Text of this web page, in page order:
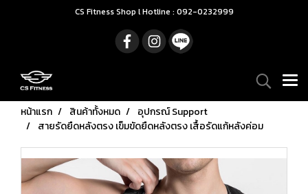
CS Fitness Shop l Hotline : 092-0232999
หน้าแรก สินค้าทั้งหมด
อุปกรณ์ Support
สายรัดยืดหลังตรง เข็มขัดยืดหลังตรง เสื้อรัดแก้หลังค่อม